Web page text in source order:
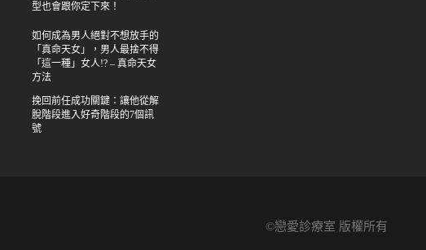
型也會跟你定下來！
如何成為男人絕對不想放手的
「真命天女」，男人最捨不得
「這一種」女人!? – 真命天女
方法
挽回前任成功關鍵：讓他從解
脫階段進入好奇階段的7個訊
號
©戀愛診療室 版權所有